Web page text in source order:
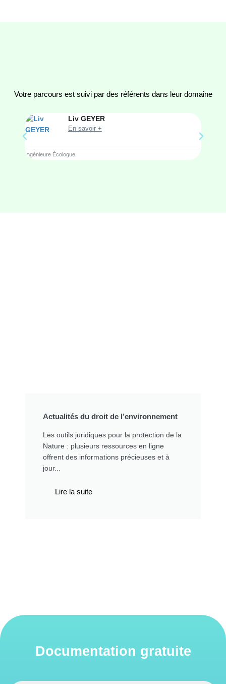
Votre parcours est suivi par des référents dans leur domaine
Liv GEYER
En savoir +
Ingénieure Écologue
Actualités du droit de l’environnement
Les outils juridiques pour la protection de la
Nature : plusieurs ressources en ligne
offrent des informations précieuses et à
jour...
Lire la suite
Documentation gratuite